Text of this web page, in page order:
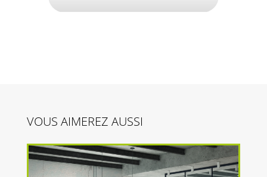
VOUS AIMEREZ AUSSI